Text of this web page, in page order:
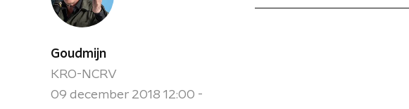
Goudmijn
KRO-NCRV
09 december 2018 12:00 -